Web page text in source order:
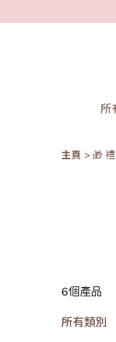
所
主頁 🎁
6個產品
所有類別